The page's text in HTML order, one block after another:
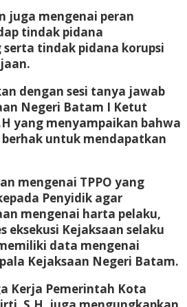
juga mengenai peran
tindak pidana
tindak pidana korupsi
dengan sesi tanya jawab
Negeri Batam I Ketut
yang menyampaikan bahwa
berhak untuk mendapatkan
mengenai TPPO yang
Penyidik agar
mengenai harta pelaku,
eksekusi Kejaksaan selaku
data mengenai
Kejaksaan Negeri Batam.
Kerja Pemerintah Kota